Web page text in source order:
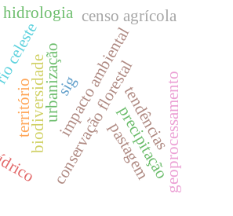
conservação florestal
impacto ambiental
censo agrícola
biodiversidade tendências
precipitaçãogeoprocessamento
hidrologia
território
pastagem
urbanizaçãosig